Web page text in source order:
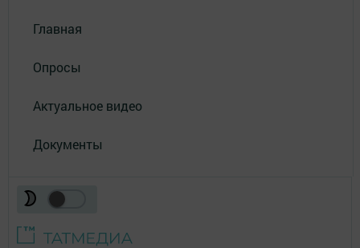
Главная
Опросы
Актуальное видео
Документы